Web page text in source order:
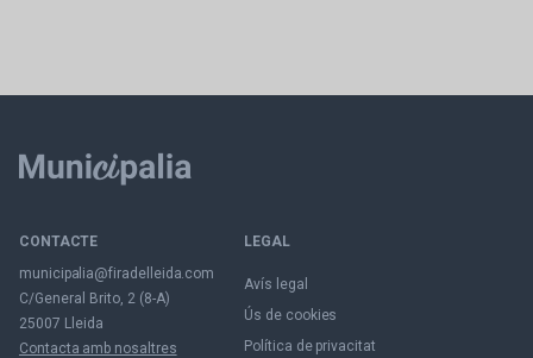
CONTACTE
municipalia@firadelleida.com
C/General Brito, 2 (8-A)
25007 Lleida
Contacta amb nosaltres
LEGAL
Avís legal
Ús de cookies
Política de privacitat